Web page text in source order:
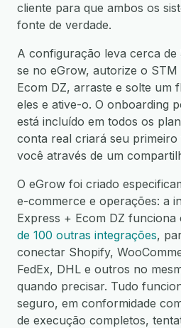
cliente para que ambos os
fonte de verdade.
A configuração leva cerca
se no eGrow, autorize o
Ecom DZ, arraste e solte um
eles e ative-o. O onboarding
está incluído em todos os
conta real criará seu
você através de um
O eGrow foi criado
e-commerce e operações: a
Express + Ecom DZ funciona
de 100 outras integrações,
conectar Shopify,
FedEx, DHL e outros no
quando precisar. Tudo
seguro, em conformidade
de execução completos,